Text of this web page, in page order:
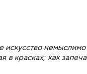
искусство
красках; как